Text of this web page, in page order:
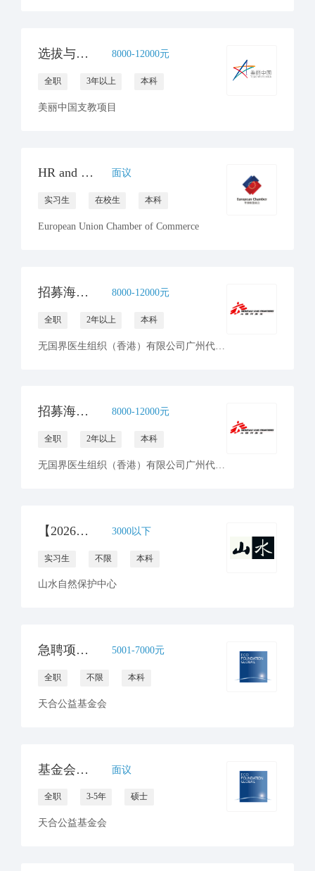
选拔与入职主管（子团队负责人） 8000-12000元
全职 3年以上 本科
美丽中国支教项目
HR and Operations Internship 面议
实习生 在校生 本科
European Union Chamber of Commerce
招募海外前线人力资源统筹 - 无国界医生 8000-12000元
全职 2年以上 本科
无国界医生组织（香港）有限公司广州代表处
招募海外前线人力资源及财务经理 - 无国界医生 8000-12000元
全职 2年以上 本科
无国界医生组织（香港）有限公司广州代表处
【2026年山水自然保护中心】运营团队实习生招募 3000以下
实习生 不限 本科
山水自然保护中心
急聘项目行政助理 5001-7000元
全职 不限 本科
天合公益基金会
基金会助理首席运营官 面议
全职 3-5年 硕士
天合公益基金会